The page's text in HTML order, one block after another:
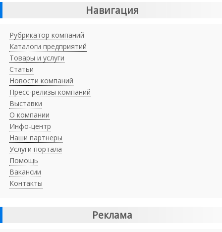
Навигация
Рубрикатор компаний
Каталоги предприятий
Товары и услуги
Статьи
Новости компаний
Пресс-релизы компаний
Выставки
О компании
Инфо-центр
Наши партнеры
Услуги портала
Помощь
Вакансии
Контакты
Реклама